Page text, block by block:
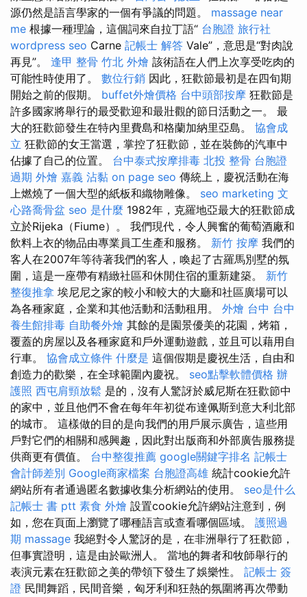
源仍然是語言學家的一個有爭議的問題。 massage near
me 根據一種理論，這個詞來自拉丁語“ 台胞證 旅行社
wordpress seo Carne 記帳士 解答 Vale”，意思是“對肉說
再見”。 逢甲 整骨 竹北 外燴 該術語在人們上次享受吃肉的
可能性時使用了。 數位行銷 因此，狂歡節最初是在四旬期
開始之前的假期。 buffet外燴價格 台中頭部按摩 狂歡節是
許多國家將舉行的最受歡迎和最壯觀的節日活動之一。 最
大的狂歡節發生在特內里費島和格蘭加納里亞島。 協會成
立 狂歡節的女王當選，掌控了狂歡節，並在裝飾的汽車中
佔據了自己的位置。 台中泰式按摩排毒 北投 整骨 台胞證
過期 外燴 嘉義 沾黏 on page seo 傳統上，慶祝活動在海
上燃燒了一個大型的紙板和織物雕像。 seo marketing 文
心路喬骨盆 seo 是什麼 1982年，克羅地亞最大的狂歡節成
立於Rijeka（Fiume）。 我們現代，令人興奮的葡萄酒廠和
飲料上衣的物品由專業員工生產和服務。 新竹 按摩 我們的
客人在2007年等待著我們的客人，喚起了古羅馬別墅的氛
圍，這是一座帶有精緻社區和休閒住宿的重新建築。 新竹
整復推拿 埃尼尼之家的較小和較大的大廳和社區廣場可以
為各種家庭，企業和其他活動和活動租用。 外燴 台中 台中
養生館排毒 自助餐外燴 其餘的是園景優美的花園，烤箱，
覆蓋的房屋以及各種家庭和戶外運動遊戲，並且可以藉用自
行車。 協會成立條件 什麼是 這個假期是慶祝生活，自由和
創造力的歡樂，在全球範圍內慶祝。 seo點擊軟體價格 辦
護照 西屯肩頸放鬆 是的，沒有人驚訝於威尼斯在狂歡節中
的家中，並且他們不會在每年年初從布達佩斯到意大利北部
的城市。 這樣做的目的是向我們的用戶展示廣告，這些用
戶對它們的相關和感興趣，因此對出版商和外部廣告服務提
供商更有價值。 台中整復推薦 google關鍵字排名 記帳士
會計師差別 Google商家檔案 台胞證高雄 統計cookie允許
網站所有者通過匿名數據收集分析網站的使用。 seo是什么
記帳士 書 ptt 素食 外燴 設置cookie允許網站注意到，例
如，您在頁面上瀏覽了哪種語言或查看哪個區域。 護照過
期 massage 我絕對令人驚訝的是，在非洲舉行了狂歡節，
但事實證明，這是由於歐洲人。 當地的舞者和牧師舉行的
表演元素在狂歡節之美的帶領下發生了娛樂性。 記帳士 簽
證 民間舞蹈，民間音樂，匈牙利和狂熱的氛圍將再次帶動